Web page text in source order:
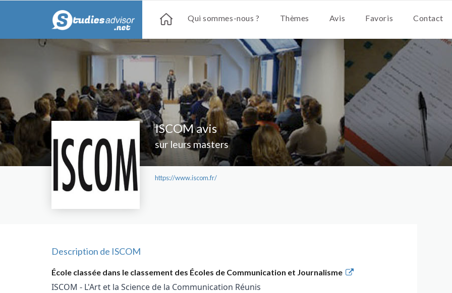
Qui sommes-nous ? Thèmes Avis Favoris Contact
ISCOM avis
sur leurs masters
https://www.iscom.fr/
Description de ISCOM
École classée dans le classement des Écoles de Communication et Journalisme
ISCOM - L'Art et la Science de la Communication Réunis